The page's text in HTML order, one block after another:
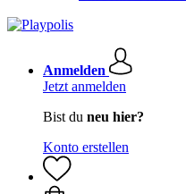
Anmelden
Jetzt anmelden
Bist du neu hier?
Konto erstellen